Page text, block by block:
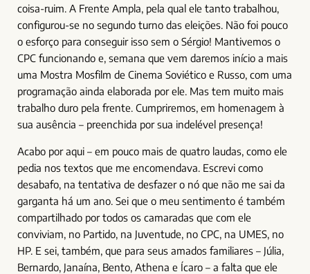
coisa-ruim. A Frente Ampla, pela qual ele tanto trabalhou,
configurou-se no segundo turno das eleições. Não foi pouco
o esforço para conseguir isso sem o Sérgio! Mantivemos o
CPC funcionando e, semana que vem daremos início a mais
uma Mostra Mosfilm de Cinema Soviético e Russo, com uma
programação ainda elaborada por ele. Mas tem muito mais
trabalho duro pela frente. Cumpriremos, em homenagem à
sua ausência – preenchida por sua indelével presença!
Acabo por aqui – em pouco mais de quatro laudas, como ele
pedia nos textos que me encomendava. Escrevi como
desabafo, na tentativa de desfazer o nó que não me sai da
garganta há um ano. Sei que o meu sentimento é também
compartilhado por todos os camaradas que com ele
conviviam, no Partido, na Juventude, no CPC, na UMES, no
HP. E sei, também, que para seus amados familiares – Júlia,
Bernardo, Janaína, Bento, Athena e Ícaro – a falta que ele